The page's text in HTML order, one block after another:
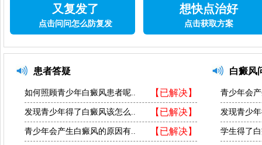
又复发了
点击问问怎么防复发
想快点治好
点击获取方案
患者答疑
【已解决】
如何照顾青少年白癜风患者呢..
【已解决】
发现青少年得了白癜风该怎么..
【已解决】
青少年会产生白癜风的原因有..
白癜风
青少年会
发现青少
学生得了